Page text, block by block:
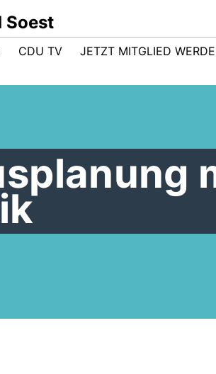
Soest
CDU TV JETZT MITGLIED